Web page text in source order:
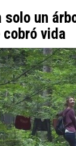
solo un
vida